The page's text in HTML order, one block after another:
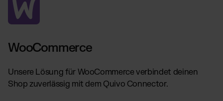
WooCommerce
Unsere Lösung für WooCommerce verbindet deinen
Shop zuverlässig mit dem Quivo Connector.